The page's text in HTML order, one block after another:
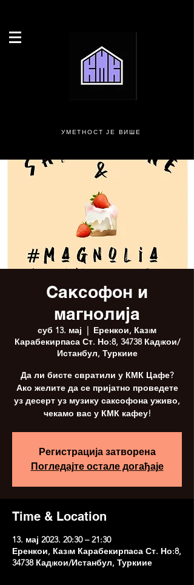
УМЕТНОСТ ЈЕ ВИШЕ
Саксофон и
магнолија
суб 13. мај
  |
Еренкои, Казıм
Карабекирпаса Ст. Но:8, 34738 Кадıкои/
Истанбул, Туркиие
Да ли бисте свратили у КМК Цафе?
Ако желите да се пријатно проведете
уз десерт уз музику саксофона уживо,
чекамо вас у КМК кафеу!
Регистрација затворена
Погледајте остале догађаје
Time & Location
13. мај 2023. 20:30 – 21:30
Еренкои, Казıм Карабекирпаса Ст. Но:8,
34738 Кадıкои/Истанбул, Туркиие